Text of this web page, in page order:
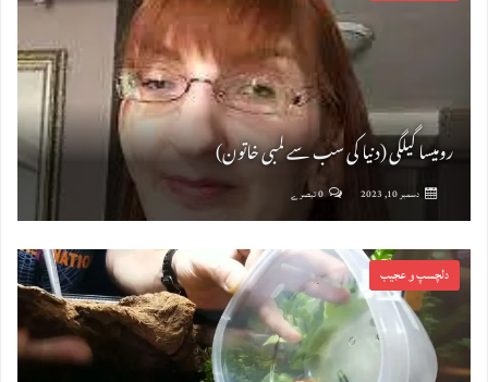
رومیسا گیلگی (دنیا کی سب سے لمبی خاتون)
دسمبر 10, 2023 0 تبصرے
دلچسپ و عجیب